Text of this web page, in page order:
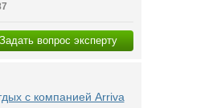
Задать вопрос эксперту
с компанией Arriva